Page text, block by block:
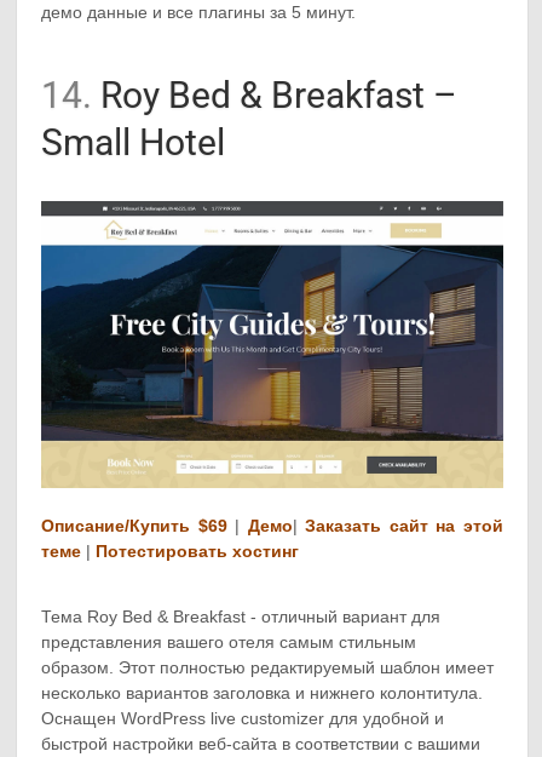
демо данные и все плагины за 5 минут.
14. Roy Bed & Breakfast –
Small Hotel
Описание/Купить $69| Демо|Заказать сайт на этой
теме | Потестировать хостинг
Тема Roy Bed & Breakfast - отличный вариант для
представления вашего отеля самым стильным
образом. Этот полностью редактируемый шаблон имеет
несколько вариантов заголовка и нижнего колонтитула.
Оснащен WordPress live customizer для удобной и
быстрой настройки веб-сайта в соответствии с вашими